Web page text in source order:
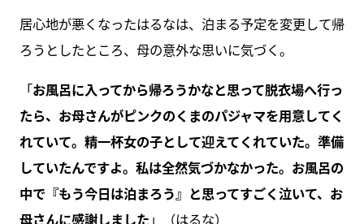
居心地が悪くなったはるなは、泊まる予定を変更して帰
ろうとしたところ、母の意外な思いに気づく。
「お風呂に入ってから帰ろうかなと思って脱衣場へ行っ
たら、お母さんがピンクのくまのパジャマを用意してく
れていて。精一杯女の子として迎えてくれていた。準備
していたんですよ。私は全然気づかなかった。お風呂の
中で『もう今日は泊まろう』と思ってすごく泣いて、お
母さんに感謝しました 」（はるな）